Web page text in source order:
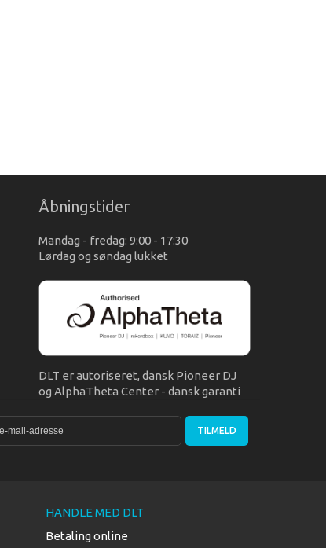
Åbningstider
Mandag - fredag: 9:00 - 17:30
Lørdag og søndag lukket
DLT er autoriseret, dansk Pioneer DJ
og AlphaTheta Center - dansk garanti
TILMELD
HANDLE MED DLT
Betaling online